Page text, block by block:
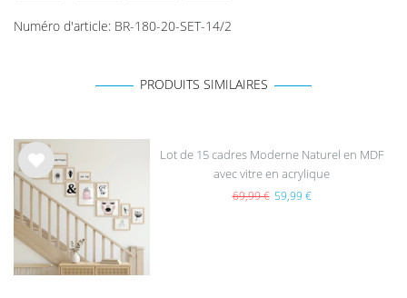
Numéro d'article: BR-180-20-SET-14/2
PRODUITS SIMILAIRES
List
e de
hait
Lot de 15 cadres Moderne Naturel en MDF
avec vitre en acrylique
69,99 € 59,99 €